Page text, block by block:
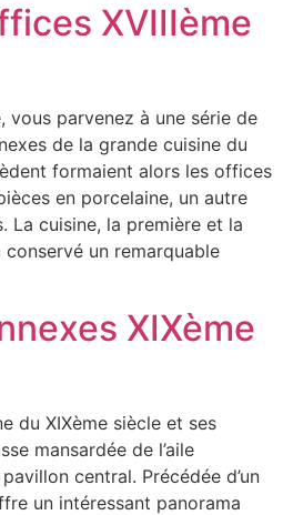
XVIIIème
vous parvenez à une série de
de la grande cuisine du
formaient alors les offices
en porcelaine, un autre
La cuisine, la première et la
un remarquable
XIXème
du XIXème siècle et ses
mansardée de l’aile
central. Précédée d’un
un intéressant panorama